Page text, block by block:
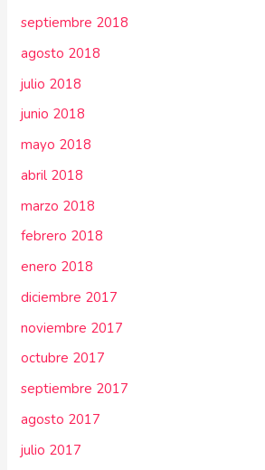
septiembre 2018
agosto 2018
julio 2018
junio 2018
mayo 2018
abril 2018
marzo 2018
febrero 2018
enero 2018
diciembre 2017
noviembre 2017
octubre 2017
septiembre 2017
agosto 2017
julio 2017